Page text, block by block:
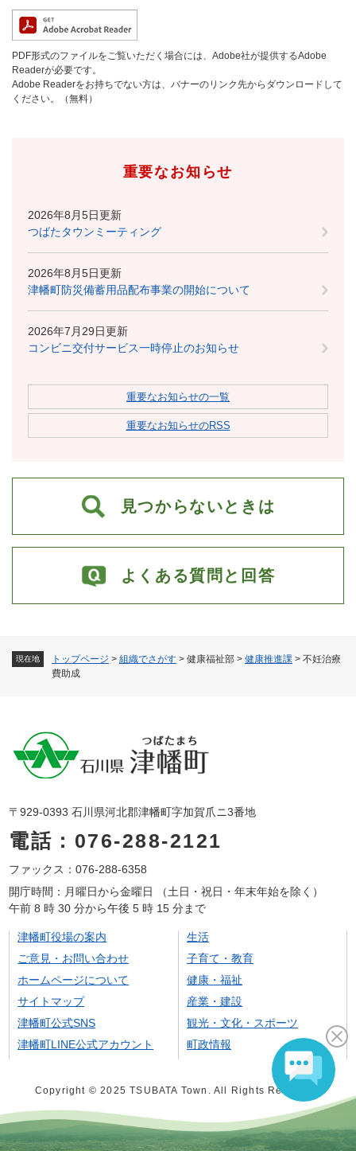
現在地 トップページ > 組織でさがす > 健康福祉部 > 健康推進課 > 不妊治療
費助成
PDF形式のファイルをご覧いただく場合には、Adobe社が提供するAdobe
Readerが必要です。
Adobe Readerをお持ちでない方は、バナーのリンク先からダウンロードして
ください。（無料）
重要なお知らせ
2026年8月5日更新
つばたタウンミーティング
2026年8月5日更新
津幡町防災備蓄用品配布事業の開始について
2026年7月29日更新
コンビニ交付サービス一時停止のお知らせ
重要なお知らせの一覧
重要なお知らせのRSS
見つからないときは
よくある質問と回答
〒929-0393 石川県河北郡津幡町字加賀爪ニ3番地
電話：076-288-2121
ファックス：076-288-6358
開庁時間：月曜日から金曜日 （土日・祝日・年末年始を除く）
午前 8 時 30 分から午後 5 時 15 分まで
津幡町役場の案内
ご意見・お問い合わせ
ホームページについて
サイトマップ
津幡町公式SNS
津幡町LINE公式アカウント
生活
子育て・教育
健康・福祉
産業・建設
観光・文化・スポーツ
町政情報
Copyright © 2025 TSUBATA Town. All Rights Reserved.